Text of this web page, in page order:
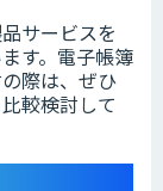
サービスを
す。電子帳簿
際は、ぜひ
較検討して